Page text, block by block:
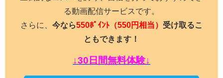
る動画配信サービスです。
さらに、 今なら550ﾎﾟｲﾝﾄ （550円相当） 受け取るこ
ともできます！
↓30日間無料体験↓